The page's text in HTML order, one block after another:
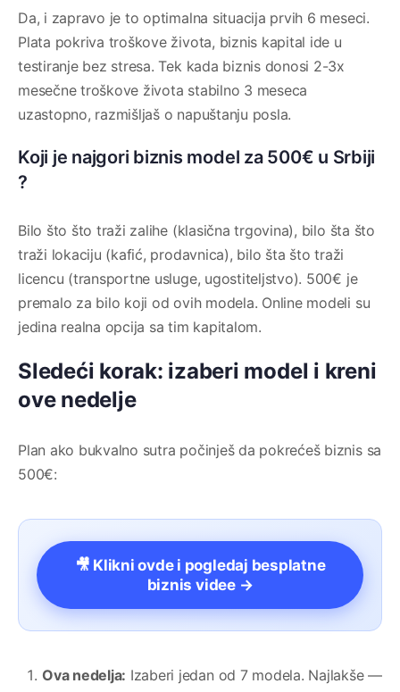
Da, i zapravo je to optimalna situacija prvih 6 meseci.
Plata pokriva troškove života, biznis kapital ide u
testiranje bez stresa. Tek kada biznis donosi 2-3x
mesečne troškove života stabilno 3 meseca
uzastopno, razmišljaš o napuštanju posla.
Koji je najgori biznis model za 500€ u Srbiji
?
Bilo što što traži zalihe (klasična trgovina), bilo šta što
traži lokaciju (kafić, prodavnica), bilo šta što traži
licencu (transportne usluge, ugostiteljstvo). 500€ je
premalo za bilo koji od ovih modela. Online modeli su
jedina realna opcija sa tim kapitalom.
Sledeći korak: izaberi model i kreni
ove nedelje
Plan ako bukvalno sutra počinješ da pokrećeš biznis sa
500€:
🎥 Klikni ovde i pogledaj besplatne
biznis videe →
Ova nedelja: Izaberi jedan od 7 modela. Najlakše —